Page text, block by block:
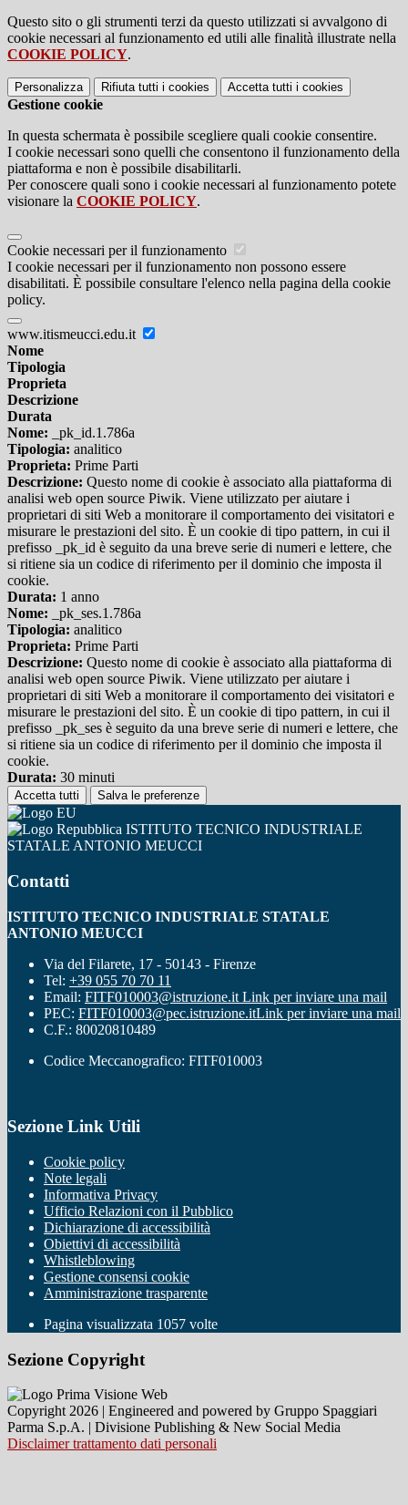
Questo sito o gli strumenti terzi da questo utilizzati si avvalgono di
cookie necessari al funzionamento ed utili alle finalità illustrate nella
COOKIE POLICY.
Personalizza Rifiuta tutti i cookies Accetta tutti i cookies
Gestione cookie
In questa schermata è possibile scegliere quali cookie consentire.
I cookie necessari sono quelli che consentono il funzionamento della
piattaforma e non è possibile disabilitarli.
Per conoscere quali sono i cookie necessari al funzionamento potete
visionare la COOKIE POLICY.
Cookie necessari per il funzionamento
I cookie necessari per il funzionamento non possono essere
disabilitati. È possibile consultare l'elenco nella pagina della cookie
policy.
www.itismeucci.edu.it
Nome
Tipologia
Proprieta
Descrizione
Durata
Nome: _pk_id.1.786a
Tipologia: analitico
Proprieta: Prime Parti
Descrizione: Questo nome di cookie è associato alla piattaforma di
analisi web open source Piwik. Viene utilizzato per aiutare i
proprietari di siti Web a monitorare il comportamento dei visitatori e
misurare le prestazioni del sito. È un cookie di tipo pattern, in cui il
prefisso _pk_id è seguito da una breve serie di numeri e lettere, che
si ritiene sia un codice di riferimento per il dominio che imposta il
cookie.
Durata: 1 anno
Nome: _pk_ses.1.786a
Tipologia: analitico
Proprieta: Prime Parti
Descrizione: Questo nome di cookie è associato alla piattaforma di
analisi web open source Piwik. Viene utilizzato per aiutare i
proprietari di siti Web a monitorare il comportamento dei visitatori e
misurare le prestazioni del sito. È un cookie di tipo pattern, in cui il
prefisso _pk_ses è seguito da una breve serie di numeri e lettere, che
si ritiene sia un codice di riferimento per il dominio che imposta il
cookie.
Durata: 30 minuti
Accetta tutti Salva le preferenze
ISTITUTO TECNICO INDUSTRIALE
STATALE ANTONIO MEUCCI
Contatti
ISTITUTO TECNICO INDUSTRIALE STATALE
ANTONIO MEUCCI
Via del Filarete, 17 - 50143 - Firenze
Tel: +39 055 70 70 11
Email: FITF010003@istruzione.it Link per inviare una mail
PEC: FITF010003@pec.istruzione.itLink per inviare una mail
C.F.: 80020810489
Codice Meccanografico: FITF010003
Sezione Link Utili
Cookie policy
Note legali
Informativa Privacy
Ufficio Relazioni con il Pubblico
Dichiarazione di accessibilità
Obiettivi di accessibilità
Whistleblowing
Gestione consensi cookie
Amministrazione trasparente
Pagina visualizzata 1057 volte
Sezione Copyright
Copyright 2026 | Engineered and powered by Gruppo Spaggiari
Parma S.p.A. | Divisione Publishing & New Social Media
Disclaimer trattamento dati personali